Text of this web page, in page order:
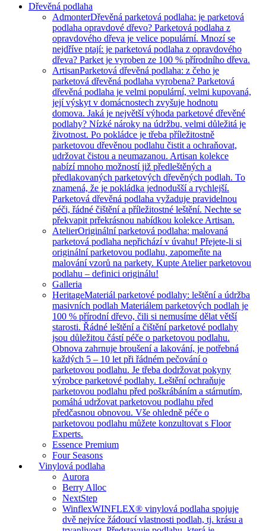
Dřevěná podlaha
AdmonterDřevěná parketová podlaha: je parketová
podlaha opravdové dřevo? Parketová podlaha z
opravdového dřeva je velice populární. Mnozí se
nejdříve ptají: je parketová podlaha z opravdového
dřeva? Parket je vyroben ze 100 % přírodního dřeva.
ArtisanParketová dřevěná podlaha: z čeho je
parketová dřevěná podlaha vyrobena? Parketová
dřevěná podlaha je velmi populární, velmi kupovaná,
její výskyt v domácnostech zvyšuje hodnotu
domova. Jaká je největší výhoda parketové dřevěné
podlahy? Nízké nároky na údržbu, velmi důležitá je
životnost. Po pokládce je třeba příležitostně
parketovou dřevěnou podlahu čistit a ochraňovat,
udržovat čistou a neumazanou. Artisan kolekce
nabízí mnoho možností již předleštěných a
předlakovaných parketových dřevěných podlah. To
znamená, že je pokládka jednodušší a rychlejší.
Parketová dřevěná podlaha vyžaduje pravidelnou
péči, řádné čištění a příležitostné leštění. Nechte se
překvapit prřekrásnou nabídkou kolekce Artisan.
AtelierOriginální parketová podlaha: malovaná
parketová podlaha nepřichází v úvahu! Přejete-li si
originální parketovou podlahu, zapomeňte na
malování vzorů na parkety. Kupte Atelier parketovou
podlahu – definici originálu!
Galleria
HeritageMateriál parketové podlahy: leštění a údržba
masivních podlah Materiálem parketových podlah je
100 % přírodní dřevo, čili si nemusíme dělat větší
starosti. Řádné leštění a čištění parketové podlahy
jsou důležitou částí péče o parketovou podlahu.
Obnova zahrnuje broušení a lakování, je potřebná
každých 5 – 10 let při řádném pečování o
parketovou podlahu. Je třeba dodržovat pokyny
výrobce parketové podlahy. Leštění ochraňuje
parketovou podlahu před poškrábáním a stárnutím,
pomáhá udržovat parketovou podlahu před
předčasnou obnovou. Vše ohledně péče o
parketovou podlahu můžete konzultovat s Floor
Experts.
Essence Premium
Four Seasons
Vinylová podlaha
Aurora
Berry Alloc
NextStep
WinflexWINFLEX® vinylová podlaha spojuje
dvě nejvíce žádoucí vlastnosti podlah, tj. krásu a